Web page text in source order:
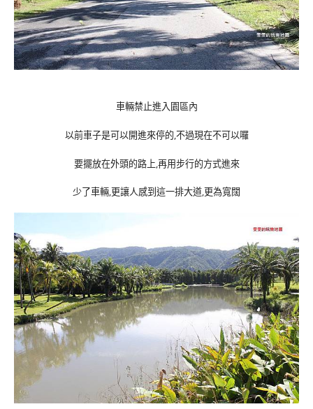
車輛禁止進入園區內
以前車子是可以開進來停的,不過現在不可以囉
要擺放在外頭的路上,再用步行的方式進來
少了車輛,更讓人感到這一排大道,更為寬闊